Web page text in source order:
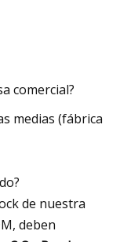
comercial?
medias (fábrica
de nuestra
deben